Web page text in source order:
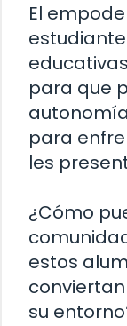
El
para que
para
les
¿Cómo
estos
su